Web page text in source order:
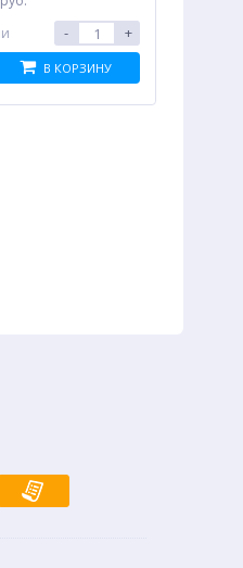
Струйный картридж
CACTUS CS-EPT0921,
черный
317.00руб.
- +
В КОРЗИНУ